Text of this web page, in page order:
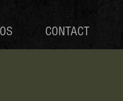
CONTACT